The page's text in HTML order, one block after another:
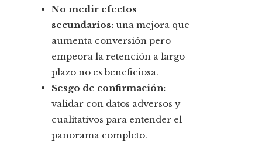
No medir efectos
secundarios: una mejora que
aumenta conversión pero
empeora la retención a largo
plazo no es beneficiosa.
Sesgo de confirmación:
validar con datos adversos y
cualitativos para entender el
panorama completo.